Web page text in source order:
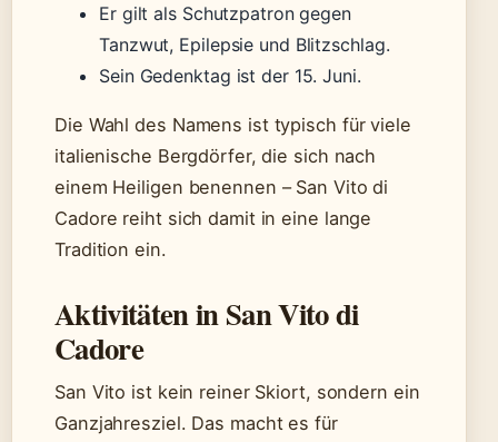
Er gilt als Schutzpatron gegen
Tanzwut, Epilepsie und Blitzschlag.
Sein Gedenktag ist der 15. Juni.
Die Wahl des Namens ist typisch für viele
italienische Bergdörfer, die sich nach
einem Heiligen benennen – San Vito di
Cadore reiht sich damit in eine lange
Tradition ein.
Aktivitäten in San Vito di
Cadore
San Vito ist kein reiner Skiort, sondern ein
Ganzjahresziel. Das macht es für